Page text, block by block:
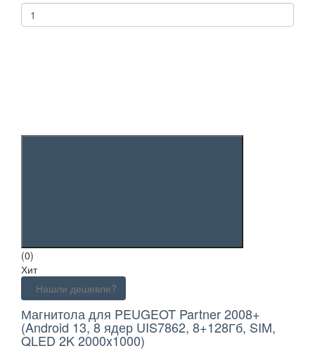
(0)
Хит
Нашли дешевле?
Магнитола для PEUGEOT Partner 2008+
(Android 13, 8 ядер UIS7862, 8+128Гб, SIM,
QLED 2K 2000x1000)